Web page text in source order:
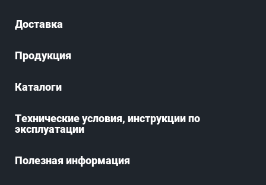
Доставка
Продукция
Каталоги
Технические условия, инструкции по
эксплуатации
Полезная информация